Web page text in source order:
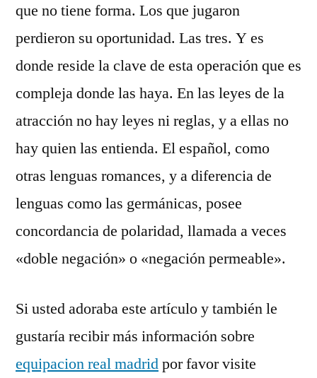
que no tiene forma. Los que jugaron
perdieron su oportunidad. Las tres. Y es
donde reside la clave de esta operación que es
compleja donde las haya. En las leyes de la
atracción no hay leyes ni reglas, y a ellas no
hay quien las entienda. El español, como
otras lenguas romances, y a diferencia de
lenguas como las germánicas, posee
concordancia de polaridad, llamada a veces
«doble negación» o «negación permeable».
Si usted adoraba este artículo y también le
gustaría recibir más información sobre
equipacion real madridpor favor visite